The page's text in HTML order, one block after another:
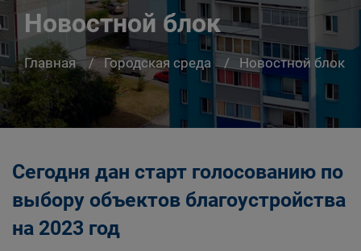
Новостной блок
Главная Городская среда Новостной блок
Сегодня дан старт голосованию по
выбору объектов благоустройства
на 2023 год